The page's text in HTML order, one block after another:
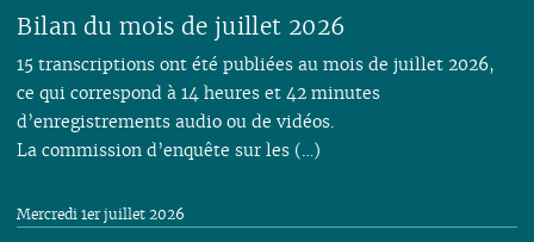
Bilan du mois de juillet 2026
15 transcriptions ont été publiées au mois de juillet 2026,
ce qui correspond à 14 heures et 42 minutes
d’enregistrements audio ou de vidéos.
La commission d’enquête sur les (…)
Mercredi 1er juillet 2026